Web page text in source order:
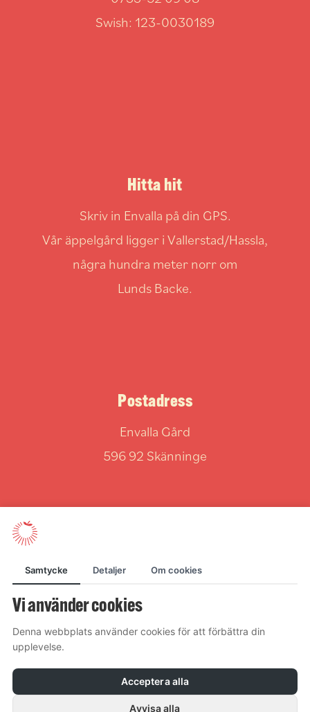
Samtycke Detaljer Om cookies
Vi använder cookies
Denna webbplats använder cookies för att förbättra din
upplevelse.
Acceptera alla
Avvisa alla
Swish: 123-0030189
Hitta hit
Skriv in Envalla på din GPS.
Vår äppelgård ligger i Vallerstad/Hassla,
några hundra meter norr om
Lunds Backe.
Postadress
Envalla Gård
596 92 Skänninge